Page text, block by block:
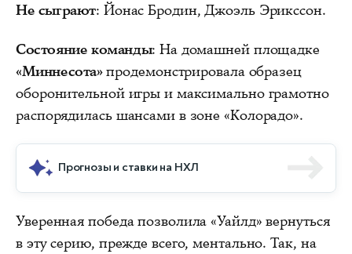
Не сыграют: Йонас Бродин, Джоэль Эрикссон.
Состояние команды: На домашней площадке
«Миннесота»продемонстрировала образец
оборонительной игры и максимально грамотно
распорядилась шансами в зоне «Колорадо».
Прогнозы и ставки на НХЛ
Уверенная победа позволила «Уайлд» вернуться
в эту серию, прежде всего, ментально. Так, на